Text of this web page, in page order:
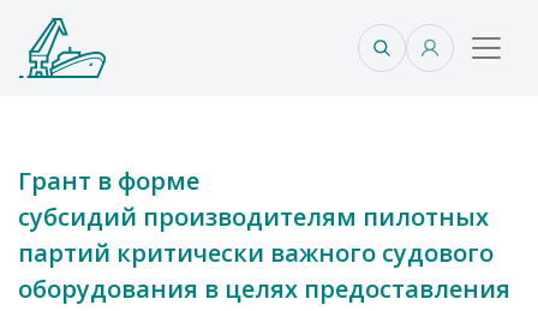
Грант в форме
субсидий производителям пилотных
партий критически важного судового
оборудования в целях предоставления